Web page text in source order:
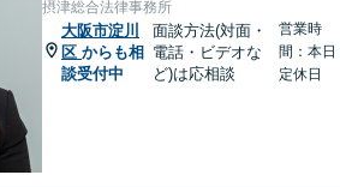
摂津総合法律事務所
大阪市淀川
区 からも相
談受付中
面談方法(対面・
電話・ビデオな
ど)は応相談
営業時
間：本日
定休日